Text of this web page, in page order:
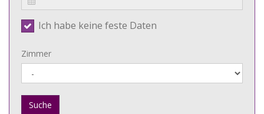
Ich habe keine feste Daten
Zimmer
Suche